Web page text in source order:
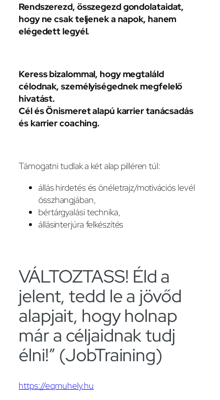
Rendszerezd, összegezd gondolataidat,
hogy ne csak teljenek a napok, hanem
elégedett legyél.
Keress bizalommal, hogy megtaláld
célodnak, személyiségednek megfelelő
hivatást.
Cél és Önismeret alapú karrier tanácsadás
és karrier coaching.
Támogatni tudlak a két alap pilléren túl:
állás hirdetés és önéletrajz/motivációs levél
összhangjában,
bértárgyalási technika,
állásinterjúra felkészítés
VÁLTOZTASS! Éld a
jelent, tedd le a jövőd
alapjait, hogy holnap
már a céljaidnak tudj
élni!” (JobTraining)
https://eqmuhely.hu